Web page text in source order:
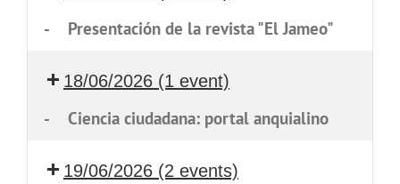
- Presentación de la revista "El Jameo"
18/06/2026 (1 event)
- Ciencia ciudadana: portal anquialino
19/06/2026 (2 events)